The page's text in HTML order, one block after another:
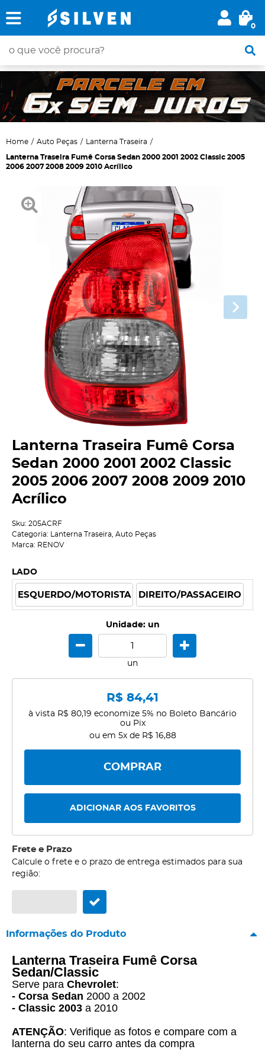
0
Home Auto Peças Lanterna Traseira
Lanterna Traseira Fumê Corsa Sedan 2000 2001 2002 Classic 2005
2006 2007 2008 2009 2010 Acrílico
Lanterna Traseira Fumê Corsa
Sedan 2000 2001 2002 Classic
2005 2006 2007 2008 2009 2010
Acrílico
Sku: 205ACRF
Categoria:
Lanterna Traseira Auto Peças
Marca: RENOV
LADO
ESQUERDO/MOTORISTA DIREITO/PASSAGEIRO
Unidade: un
un
R$ 84,41
à vista R$ 80,19 economize 5% no Boleto Bancário
ou Pix
ou em 5xde R$ 16,88
COMPRAR
ADICIONAR AOS FAVORITOS
Frete e Prazo
Calcule o frete e o prazo de entrega estimados para sua
região:
Informações do Produto
Lanterna Traseira Fumê Corsa
Sedan/Classic
Serve para Chevrolet:
- Corsa Sedan 2000 a 2002
- Classic 2003 a 2010
ATENÇÃO: Verifique as fotos e compare com a
lanterna do seu carro antes da compra